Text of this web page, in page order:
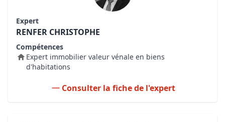
Expert
RENFER CHRISTOPHE
Compétences
Expert immobilier valeur vénale en biens
d'habitations
Consulter la fiche de l'expert